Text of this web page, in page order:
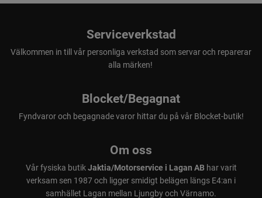
Serviceverkstad
Välkommen in till vår personliga verkstad som servar och reparerar
alla märken!
Blocket/Begagnat
Fyndvaror och begagnade varor hittar du på vår Blocket-butik!
Om oss
Vår fysiska butikJaktia/Motorservice i Lagan ABhar varit
verksam sen 1987 och ligger smidigt belägen längs E4:an i
samhället Lagan mellan Ljungby och Värnamo.